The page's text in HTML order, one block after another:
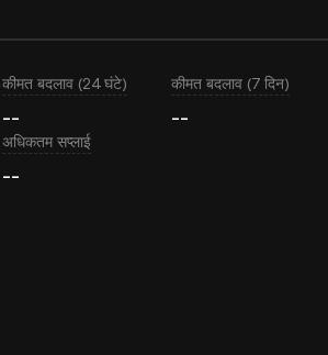
कीमत बदलाव (24 घंटे)
--
कीमत बदलाव (7 दिन)
--
अधिकतम सप्लाई
--